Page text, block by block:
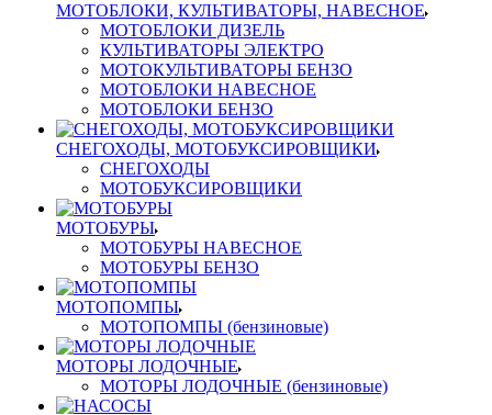
МОТОБЛОКИ, КУЛЬТИВАТОРЫ, НАВЕСНОЕ
МОТОБЛОКИ ДИЗЕЛЬ
КУЛЬТИВАТОРЫ ЭЛЕКТРО
МОТОКУЛЬТИВАТОРЫ БЕНЗО
МОТОБЛОКИ НАВЕСНОЕ
МОТОБЛОКИ БЕНЗО
СНЕГОХОДЫ, МОТОБУКСИРОВЩИКИ
СНЕГОХОДЫ
МОТОБУКСИРОВЩИКИ
МОТОБУРЫ
МОТОБУРЫ НАВЕСНОЕ
МОТОБУРЫ БЕНЗО
МОТОПОМПЫ
МОТОПОМПЫ (бензиновые)
МОТОРЫ ЛОДОЧНЫЕ
МОТОРЫ ЛОДОЧНЫЕ (бензиновые)